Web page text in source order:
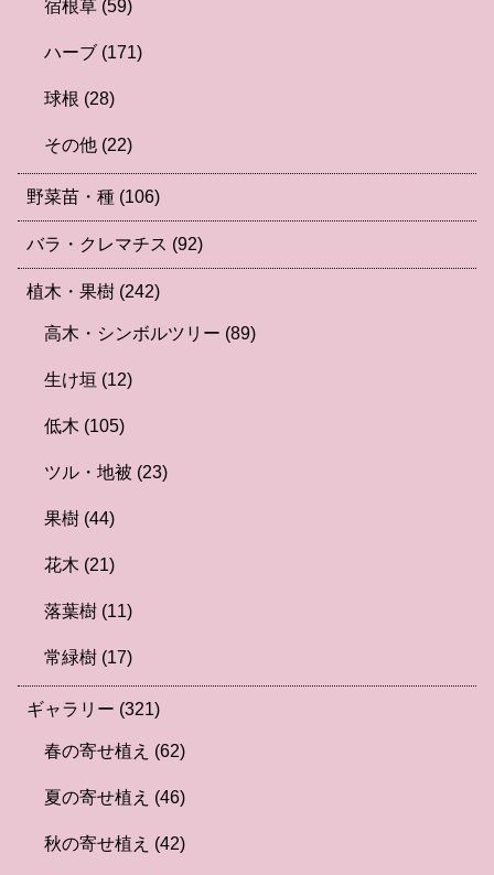
宿根草 (59)
ハーブ (171)
球根 (28)
その他 (22)
野菜苗・種 (106)
バラ・クレマチス (92)
植木・果樹 (242)
高木・シンボルツリー (89)
生け垣 (12)
低木 (105)
ツル・地被 (23)
果樹 (44)
花木 (21)
落葉樹 (11)
常緑樹 (17)
ギャラリー (321)
春の寄せ植え (62)
夏の寄せ植え (46)
秋の寄せ植え (42)